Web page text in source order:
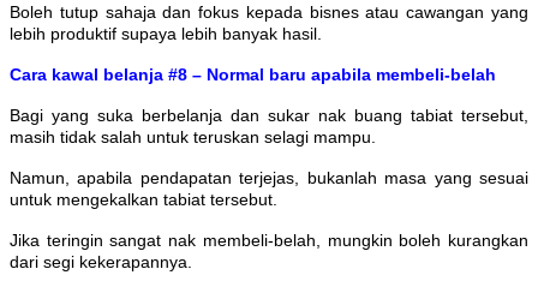
Boleh tutup sahaja dan fokus kepada bisnes atau cawangan yang
lebih produktif supaya lebih banyak hasil.
Cara kawal belanja #8 – Normal baru apabila membeli-belah
Bagi yang suka berbelanja dan sukar nak buang tabiat tersebut,
masih tidak salah untuk teruskan selagi mampu.
Namun, apabila pendapatan terjejas, bukanlah masa yang sesuai
untuk mengekalkan tabiat tersebut.
Jika teringin sangat nak membeli-belah, mungkin boleh kurangkan
dari segi kekerapannya.